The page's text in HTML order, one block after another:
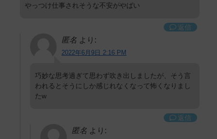
やっつけ仕事されそうな不安がやばい
返信
匿名 より:
2022年6月9日 2:16 PM
巧妙な思考過ぎて思わず吹き出しましたが、そう言
われるとそうにしか感じれなくなって怖くなりまし
たw
返信
匿名 より: